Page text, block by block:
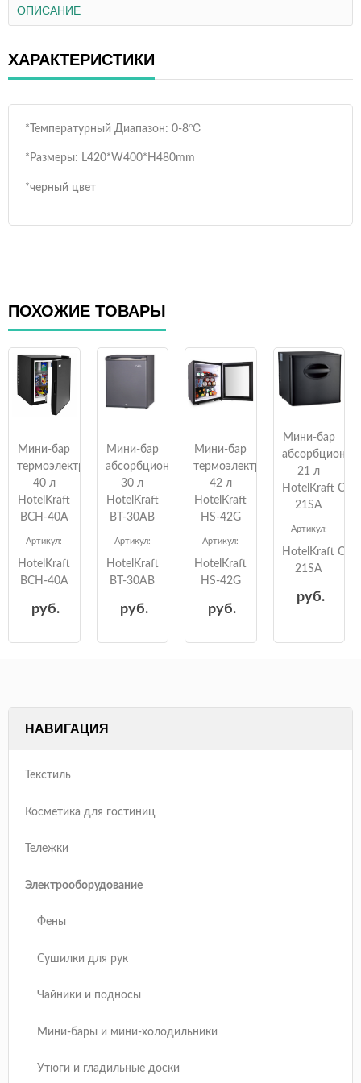
ОПИСАНИЕ
ХАРАКТЕРИСТИКИ
*Температурный Диапазон: 0-8℃
*Размеры: L420*W400*H480mm
*черный цвет
ПОХОЖИЕ ТОВАРЫ
Мини-бар
термоэлектрический
40 л
HotelKraft
BCH-40A
Артикул:
HotelKraft
BCH-40A
руб.
Мини-бар
абсорбционный
30 л
HotelKraft
BT-30AB
Артикул:
HotelKraft
BT-30AB
руб.
Мини-бар
термоэлектрический
42 л
HotelKraft
HS-42G
Артикул:
HotelKraft
HS-42G
руб.
Мини-бар
21 л
HotelKraft CB-
21SA
Артикул:
HotelKraft CB-
21SA
руб.
НАВИГАЦИЯ
Текстиль
Косметика для гостиниц
Тележки
Электрооборудование
Фены
Сушилки для рук
Чайники и подносы
Мини-бары и мини-холодильники
Утюги и гладильные доски